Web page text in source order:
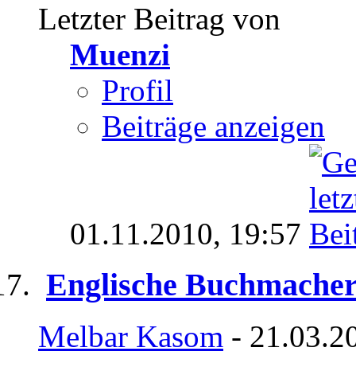
Letzter Beitrag von
Muenzi
Profil
Beiträge anzeigen
01.11.2010, 19:57
Englische
Melbar Kasom -